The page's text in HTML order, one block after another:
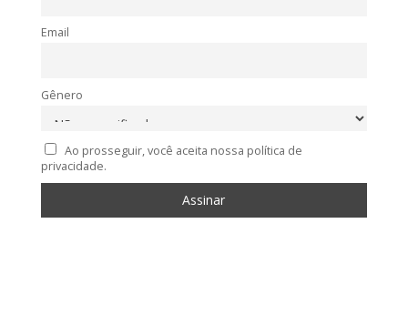
Email
Gênero
Ao prosseguir, você aceita nossa política de
privacidade.